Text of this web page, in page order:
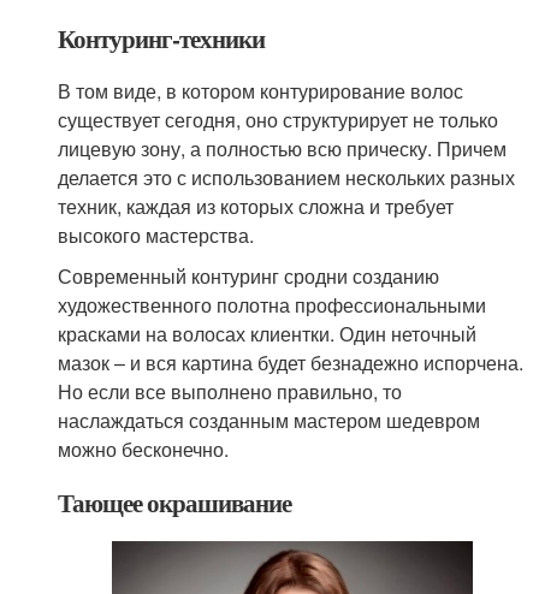
Контуринг-техники
В том виде, в котором контурирование волос
существует сегодня, оно структурирует не только
лицевую зону, а полностью всю прическу. Причем
делается это с использованием нескольких разных
техник, каждая из которых сложна и требует
высокого мастерства.
Современный контуринг сродни созданию
художественного полотна профессиональными
красками на волосах клиентки. Один неточный
мазок – и вся картина будет безнадежно испорчена.
Но если все выполнено правильно, то
наслаждаться созданным мастером шедевром
можно бесконечно.
Тающее окрашивание